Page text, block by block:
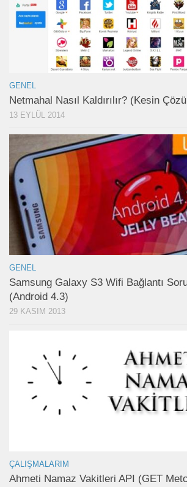
GENEL
Netmahal Nasıl Kaldırılır? (Kesin
13 EYLÜL 2014
GENEL
Samsung Galaxy S3 Wifi Bağlantı
(Android 4.3)
29 KASIM 2013
ÇALIŞMALARIM
Ahmeti Namaz Vakitleri API (GET